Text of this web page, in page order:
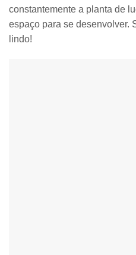
constantemente a planta de
espaço para se desenvolver.
lindo!